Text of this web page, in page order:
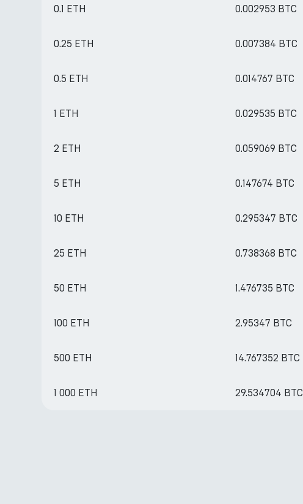
0.1 ETH 0.002953 BTC
0.25 ETH 0.007384 BTC
0.5 ETH 0.014767 BTC
1 ETH 0.029535 BTC
2 ETH 0.059069 BTC
5 ETH 0.147674 BTC
10 ETH 0.295347 BTC
25 ETH 0.738368 BTC
50 ETH 1.476735 BTC
100 ETH 2.95347 BTC
500 ETH 14.767352 BTC
1 000 ETH 29.534704 BTC